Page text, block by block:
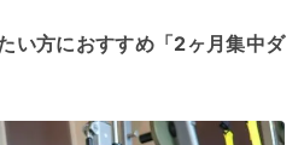
い方におすすめ「2ヶ月集中ダ